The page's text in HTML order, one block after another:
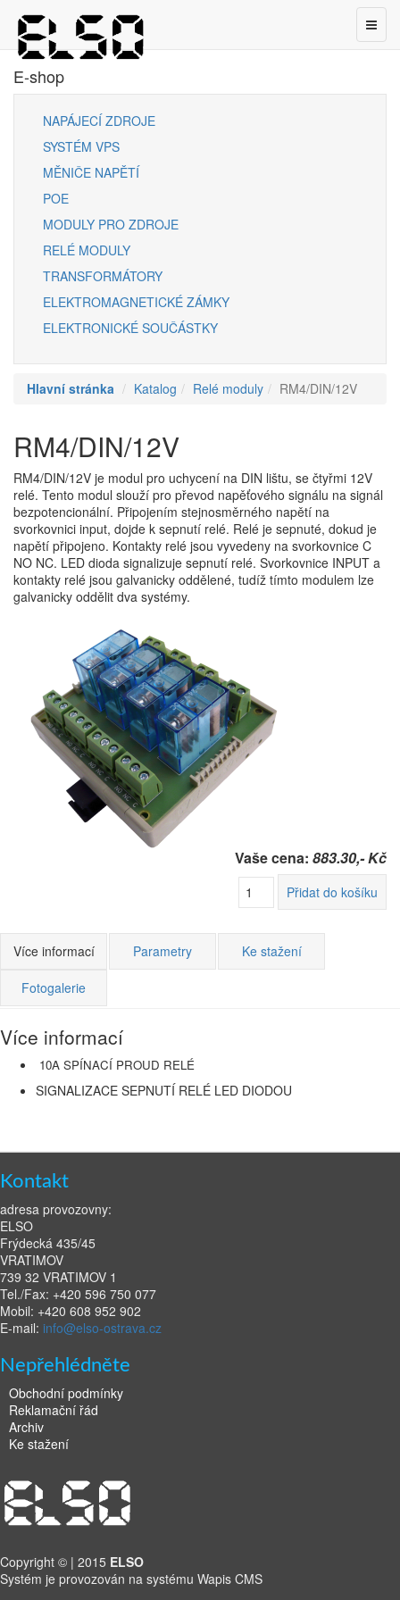
E-shop
NAPÁJECÍ ZDROJE
SYSTÉM VPS
MĚNIČE NAPĚTÍ
POE
MODULY PRO ZDROJE
RELÉ MODULY
TRANSFORMÁTORY
ELEKTROMAGNETICKÉ ZÁMKY
ELEKTRONICKÉ SOUČÁSTKY
Hlavní stránka Katalog Relé moduly RM4/DIN/12V
RM4/DIN/12V
RM4/DIN/12V je modul pro uchycení na DIN lištu, se čtyřmi 12V
relé. Tento modul slouží pro převod napěťového signálu na signál
bezpotencionální. Připojením stejnosměrného napětí na
svorkovnici input, dojde k sepnutí relé. Relé je sepnuté, dokud je
napětí připojeno. Kontakty relé jsou vyvedeny na svorkovnice C
NO NC. LED dioda signalizuje sepnutí relé. Svorkovnice INPUT a
kontakty relé jsou galvanicky oddělené, tudíž tímto modulem lze
galvanicky oddělit dva systémy.
Vaše cena: 883.30,- Kč
Přidat do košíku
Více informací Parametry Ke stažení
Fotogalerie
Více informací
10A SPÍNACÍ PROUD RELÉ
SIGNALIZACE SEPNUTÍ RELÉ LED DIODOU
Kontakt
adresa provozovny:
ELSO
Frýdecká 435/45
VRATIMOV
739 32 VRATIMOV 1
Tel./Fax: +420 596 750 077
Mobil: +420 608 952 902
E-mail: info@elso-ostrava.cz
Nepřehlédněte
Obchodní podmínky
Reklamační řád
Archiv
Ke stažení
Copyright © | 2015 ELSO
Systém je provozován na systému Wapis CMS